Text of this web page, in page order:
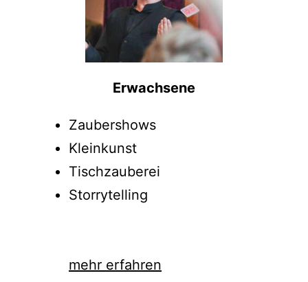
Erwachsene
Zaubershows
Kleinkunst
Tischzauberei
Storrytelling
mehr erfahren